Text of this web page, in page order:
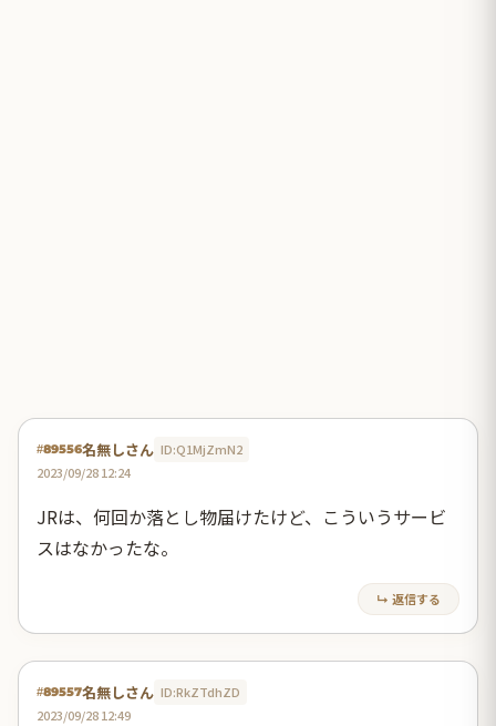
#89556名無しさん ID:Q1MjZmN2
2023/09/28 12:24
JRは、何回か落とし物届けたけど、こういうサービ
スはなかったな。
↳ 返信する
#89557名無しさん ID:RkZTdhZD
2023/09/28 12:49